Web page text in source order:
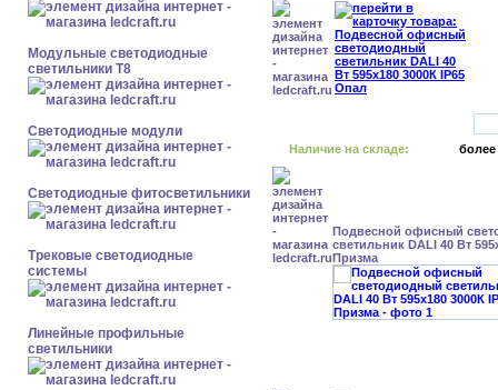
Модульные светодиодные
светильники Т8
Светодиодные модули
Светодиодные фитосветильники
Трековые светодиодные
системы
Линейные профильные
светильники
Наличие на складе: более
Подвесной офисный
светильник DALI 40 Вт
Призма